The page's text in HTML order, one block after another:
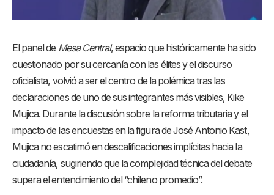
El panel de Mesa Central, espacio que históricamente ha sido
cuestionado por su cercanía con las élites y el discurso
oficialista, volvió a ser el centro de la polémica tras las
declaraciones de uno de sus integrantes más visibles, Kike
Mujica. Durante la discusión sobre la reforma tributaria y el
impacto de las encuestas en la figura de José Antonio Kast,
Mujica no escatimó en descalificaciones implícitas hacia la
ciudadanía, sugiriendo que la complejidad técnica del debate
supera el entendimiento del “chileno promedio”.